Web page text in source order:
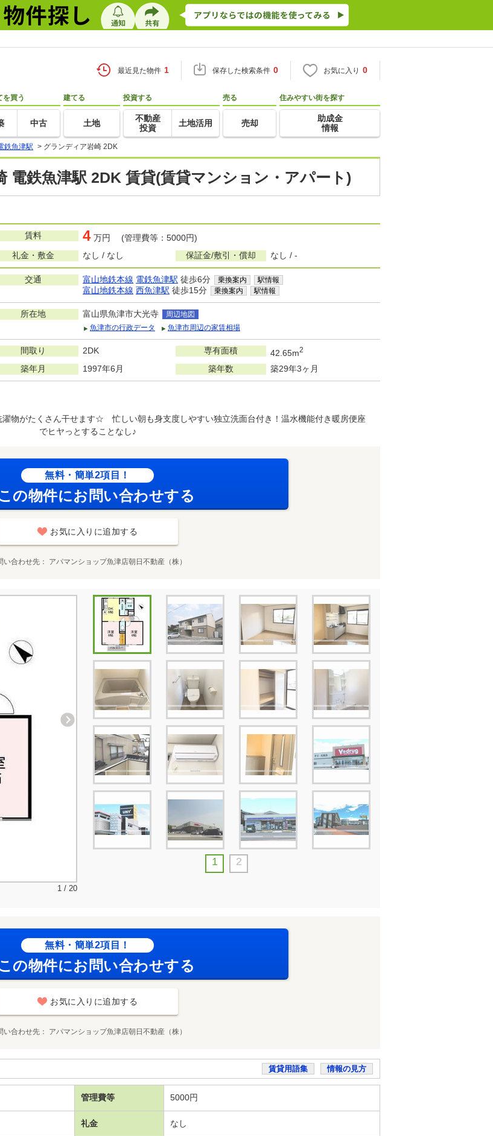
最近見た物件 1 保存した検索条件 0 お気に入り 0
を買う
中古
建てる
土地
投資する
不動産
投資
土地活用
売る
売却
住みやすい街を探す
助成金
情報
鉄魚津駅 > グランディア岩崎 2DK
電鉄魚津駅 2DK 賃貸(賃貸マンション・アパート)
賃料 4 万円 (管理費等：5000円)
礼金・敷金
なし / なし 保証金/敷引・償却 なし / -
交通 富山地鉄本線 電鉄魚津駅 徒歩6分 乗換案内 駅情報
富山地鉄本線 西魚津駅 徒歩15分 乗換案内 駅情報
所在地 富山県魚津市大光寺
周辺地図
魚津市の行政データ
魚津市周辺の家賃相場
間取り 2DK 専有面積 42.65m2
築年月 1997年6月 築年数 築29年3ヶ月
濯物がたくさん干せます☆ 忙しい朝も身支度しやすい独立洗面台付き！温水機能付き暖房便座
でヒヤっとすることなし♪
無料・簡単2項目！
の物件にお問い合わせする
お気に入りに追加する
い合わせ先 アパマンショップ魚津店朝日不動産（株）
1 / 20
1 2
無料・簡単2項目！
の物件にお問い合わせする
お気に入りに追加する
い合わせ先 アパマンショップ魚津店朝日不動産（株）
賃貸用語集 情報の見方
管理費等 5000円
礼金 なし